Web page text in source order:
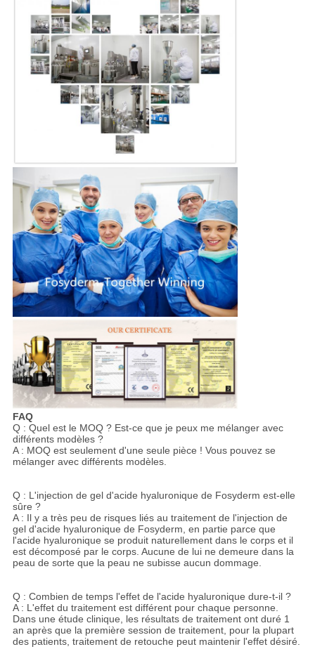
FAQ
Q : Quel est le MOQ ? Est-ce que je peux me mélanger avec
différents modèles ?
A : MOQ est seulement d'une seule pièce ! Vous pouvez se
mélanger avec différents modèles.
Q : L'injection de gel d'acide hyaluronique de Fosyderm est-elle
sûre ?
A : Il y a très peu de risques liés au traitement de l'injection de
gel d'acide hyaluronique de Fosyderm, en partie parce que
l'acide hyaluronique se produit naturellement dans le corps et il
est décomposé par le corps. Aucune de lui ne demeure dans la
peau de sorte que la peau ne subisse aucun dommage.
Q : Combien de temps l'effet de l'acide hyaluronique dure-t-il ?
A : L'effet du traitement est différent pour chaque personne.
Dans une étude clinique, les résultats de traitement ont duré 1
an après que la première session de traitement, pour la plupart
des patients, traitement de retouche peut maintenir l'effet désiré.